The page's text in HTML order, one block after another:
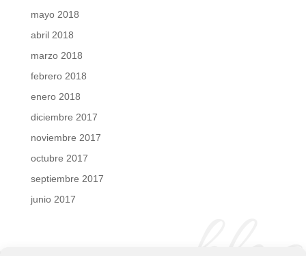
mayo 2018
abril 2018
marzo 2018
febrero 2018
enero 2018
diciembre 2017
noviembre 2017
octubre 2017
septiembre 2017
junio 2017